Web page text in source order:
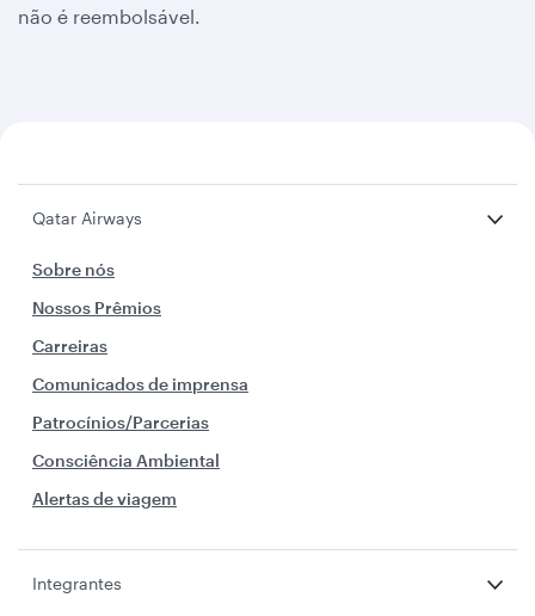
não é reembolsável.
Qatar Airways
Sobre nós
Nossos Prêmios
Carreiras
Comunicados de imprensa
Patrocínios/Parcerias
Consciência Ambiental
Alertas de viagem
Integrantes